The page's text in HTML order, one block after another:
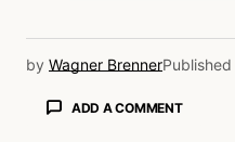
by Wagner BrennerPublished
ADD A COMMENT